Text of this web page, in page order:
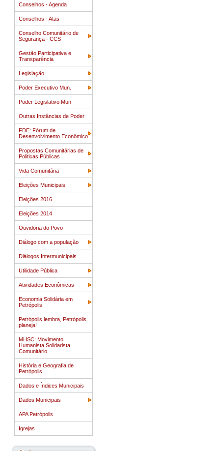
Conselhos - Agenda
Conselhos - Atas
Conselho Comunitário de
Segurança - CCS
Gestão Participativa e
Transparência
Legislação
Poder Executivo Mun.
Poder Legislativo Mun.
Outras Instâncias de Poder
FDE: Fórum de
Desenvolvimento Econômico
Propostas Comunitárias de
Politicas Públicas
Vida Comunitária
Eleições Municipais
Eleições 2016
Eleições 2014
Ouvidoria do Povo
Diálogo com a população
Diálogos Intermunicipais
Utilidade Pública
Atividades Econômicas
Economia Solidária em
Petrópolis
Petrópolis lembra, Petrópolis
planeja!
MHSC: Movimento
Humanista Solidarista
Comunitário
História e Geografia de
Petrópolis
Dados e Índices Municipais
Dados Municipais
APA Petrópolis
Igrejas